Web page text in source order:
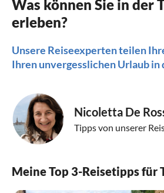
Was können Sie in der
erleben?
Unsere Reiseexperten teilen
Ihren unvergesslichen Urlaub in
Nicoletta De
Tipps von unserer
Meine Top 3-Reisetipps für